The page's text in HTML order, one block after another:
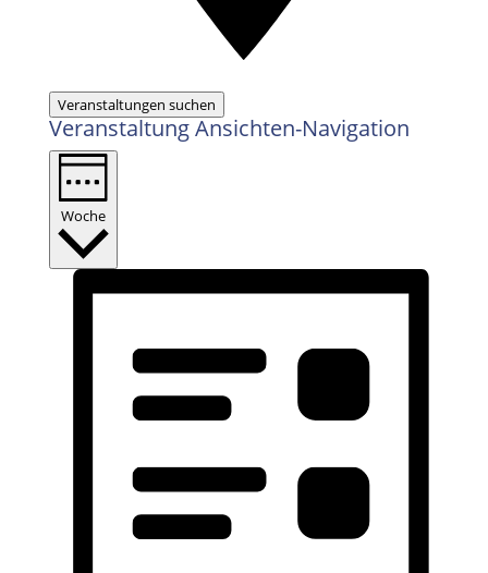
Veranstaltungen suchen
Veranstaltung Ansichten-Navigation
Woche